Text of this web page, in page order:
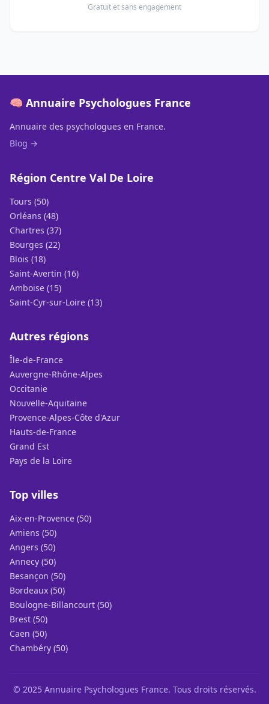
Gratuit et sans engagement
🧠 Annuaire Psychologues France
Annuaire des psychologues en France.
Blog →
Région Centre Val De Loire
Tours (50)
Orléans (48)
Chartres (37)
Bourges (22)
Blois (18)
Saint-Avertin (16)
Amboise (15)
Saint-Cyr-sur-Loire (13)
Autres régions
Île-de-France
Auvergne-Rhône-Alpes
Occitanie
Nouvelle-Aquitaine
Provence-Alpes-Côte d'Azur
Hauts-de-France
Grand Est
Pays de la Loire
Top villes
Aix-en-Provence (50)
Amiens (50)
Angers (50)
Annecy (50)
Besançon (50)
Bordeaux (50)
Boulogne-Billancourt (50)
Brest (50)
Caen (50)
Chambéry (50)
© 2025 Annuaire Psychologues France. Tous droits réservés.